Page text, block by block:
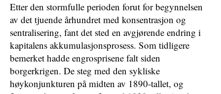
Etter den stormfulle perioden forut for begynnelsen
av det tjuende århundret med konsentrasjon og
sentralisering, fant det sted en avgjørende endring i
kapitalens akkumulasjonsprosess. Som tidligere
bemerket hadde engrosprisene falt siden
borgerkrigen. De steg med den sykliske
høykonjunkturen på midten av 1890-tallet, og